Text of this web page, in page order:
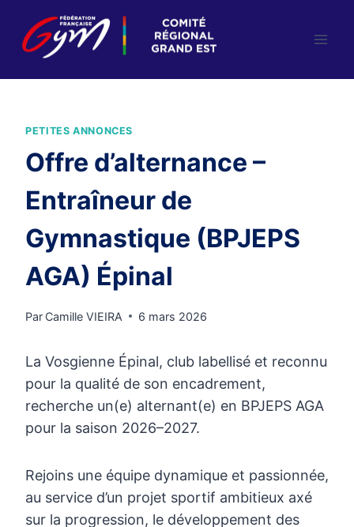
contenu
PETITES ANNONCES
Offre d’alternance –
Entraîneur de
Gymnastique (BPJEPS
AGA) Épinal
Par Camille VIEIRA 6 mars 2026
La Vosgienne Épinal, club labellisé et reconnu
pour la qualité de son encadrement,
recherche un(e) alternant(e) en BPJEPS AGA
pour la saison 2026–2027.
Rejoins une équipe dynamique et passionnée,
au service d’un projet sportif ambitieux axé
sur la progression, le développement des